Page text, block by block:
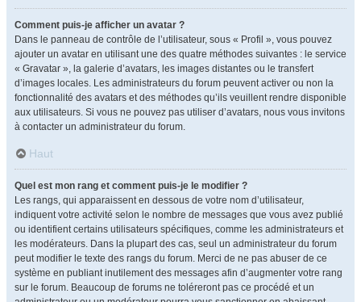
Comment puis-je afficher un avatar ?
Dans le panneau de contrôle de l’utilisateur, sous « Profil », vous pouvez
ajouter un avatar en utilisant une des quatre méthodes suivantes : le service
« Gravatar », la galerie d’avatars, les images distantes ou le transfert
d’images locales. Les administrateurs du forum peuvent activer ou non la
fonctionnalité des avatars et des méthodes qu’ils veuillent rendre disponible
aux utilisateurs. Si vous ne pouvez pas utiliser d’avatars, nous vous invitons
à contacter un administrateur du forum.
Haut
Quel est mon rang et comment puis-je le modifier ?
Les rangs, qui apparaissent en dessous de votre nom d’utilisateur,
indiquent votre activité selon le nombre de messages que vous avez publié
ou identifient certains utilisateurs spécifiques, comme les administrateurs et
les modérateurs. Dans la plupart des cas, seul un administrateur du forum
peut modifier le texte des rangs du forum. Merci de ne pas abuser de ce
système en publiant inutilement des messages afin d’augmenter votre rang
sur le forum. Beaucoup de forums ne toléreront pas ce procédé et un